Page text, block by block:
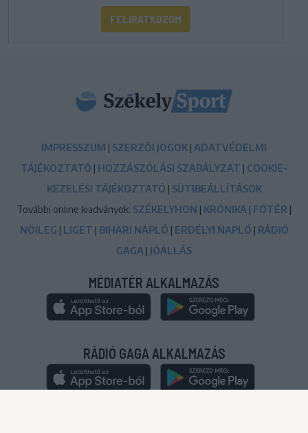
FELIRATKOZOM
IMPRESSZUM | SZERZŐI JOGOK | ADATVÉDELMI
TÁJÉKOZTATÓ | HOZZÁSZÓLÁSI SZABÁLYZAT | COOKIE-
KEZELÉSI TÁJÉKOZTATÓ | SÜTIBEÁLLÍTÁSOK
További online kiadványok: SZÉKELYHON | KRÓNIKA | FŐTÉR |
NŐILEG | LIGET | BIHARI NAPLÓ | ERDÉLYI NAPLÓ | RÁDIÓ
GAGA | JÓÁLLÁS
MÉDIATÉR ALKALMAZÁS
RÁDIÓ GAGA ALKALMAZÁS